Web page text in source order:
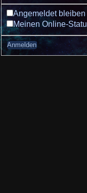
Angemeldet bleiben
Meinen Online-